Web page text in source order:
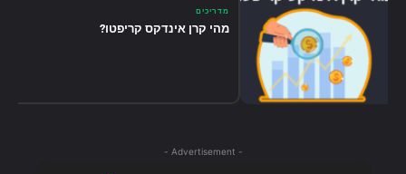
מדריכים
מהי קרן אינדקס קריפטו?
- Advertisement -